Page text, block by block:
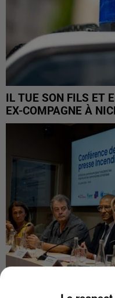
IL TUE SON FILS ET
EX-COMPAGNE À